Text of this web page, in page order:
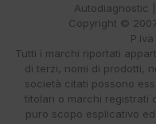
Autodiagnostic
Copyright ©
Tutti i marchi riportati
di terzi, nomi di prodotti,
società citati possono
titolari o marchi registrati
puro scopo esplicativo